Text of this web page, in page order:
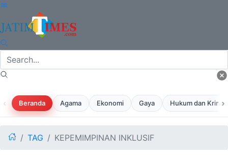
‹ Beranda Agama Ekonomi Gaya Hukum dan ›
TAG KEPEMIMPINAN INKLUSIF